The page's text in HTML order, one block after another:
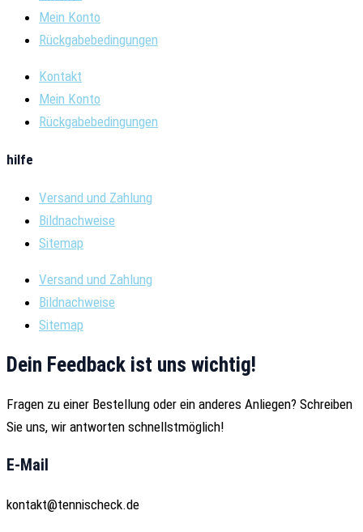
Mein Konto
Rückgabebedingungen
Kontakt
Mein Konto
Rückgabebedingungen
hilfe
Versand und Zahlung
Bildnachweise
Sitemap
Versand und Zahlung
Bildnachweise
Sitemap
Dein Feedback ist uns wichtig!
Fragen zu einer Bestellung oder ein anderes Anliegen? Schreiben
Sie uns, wir antworten schnellstmöglich!
E-Mail
kontakt@tennischeck.de